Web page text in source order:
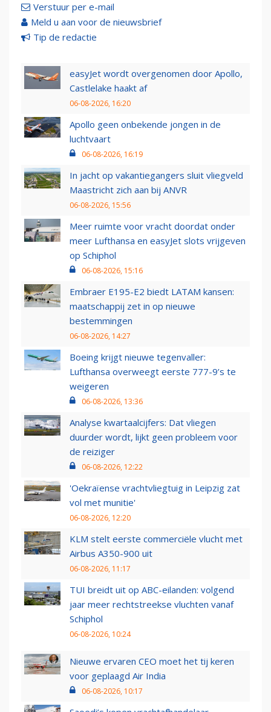
Verstuur per e-mail
Meld u aan voor de nieuwsbrief
Tip de redactie
easyJet wordt overgenomen door Apollo,
Castlelake haakt af
06-08-2026, 16:20
Apollo geen onbekende jongen in de
luchtvaart
06-08-2026, 16:19
In jacht op vakantiegangers sluit vliegveld
Maastricht zich aan bij ANVR
06-08-2026, 15:56
Meer ruimte voor vracht doordat onder
meer Lufthansa en easyJet slots vrijgeven
op Schiphol
06-08-2026, 15:16
Embraer E195-E2 biedt LATAM kansen:
maatschappij zet in op nieuwe
bestemmingen
06-08-2026, 14:27
Boeing krijgt nieuwe tegenvaller:
Lufthansa overweegt eerste 777-9’s te
weigeren
06-08-2026, 13:36
Analyse kwartaalcijfers: Dat vliegen
duurder wordt, lijkt geen probleem voor
de reiziger
06-08-2026, 12:22
'Oekraïense vrachtvliegtuig in Leipzig zat
vol met munitie'
06-08-2026, 12:20
KLM stelt eerste commerciële vlucht met
Airbus A350-900 uit
06-08-2026, 11:17
TUI breidt uit op ABC-eilanden: volgend
jaar meer rechtstreekse vluchten vanaf
Schiphol
06-08-2026, 10:24
Nieuwe ervaren CEO moet het tij keren
voor geplaagd Air India
06-08-2026, 10:17